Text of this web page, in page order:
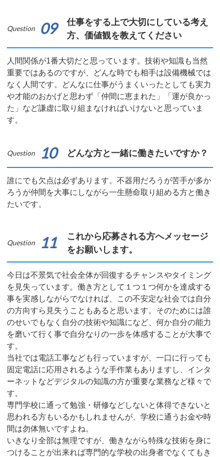
Question 09
仕事をする上で大切にしている考え
方、価値観を教えてください
人間関係が1番大切だと思っています。技術や知識も当然
重要ではあるのですが、どんな時でも相手は設備機械では
なく人間です。どんなに仕事がうまくいったとしても実力
や才能のおかげと思わず「仲間に恵まれた」「運が良かっ
た」など謙虚に取り組まなければいけないと思っていま
す。
Question 10 どんな方と一緒に働きたいですか？
誰にでも欠点は必ずあります。不器用だろうが苦手が多か
ろうが仲間を大事にしながら一生懸命取り組める方と働き
たいです。
Question 11
これから応募される方へメッセージ
をお願いします。
今日は不景気で社会全体が回復するチャンスやタイミング
を見失っています。働き方として１つ１つ何かを達成する
事を実感しながらでなければ、この不安定な社会では自分
の方向すら見失うこともあると思います。そのためには誰
のせいでもなく自分の技術や知識になど、何か自分の能力
を磨いて行く事で自分なりの一歩を体感することが大事で
す。
当社では電話工事なども行っていますが、一口に行っても
固定電話に応用されるような手作業もありますし、インタ
ーネットなどデジタルの知識の方が重要な業務など様々で
す。
専門学校に通って勉強・研修などしないと体得できないと
思われる方もいるかもしれませんが、学校に通うお金や時
間は勿体無いですよね。
いきなり全部は無理ですが、働きながら特殊な技術を身に
つけることが出来れば専門的な学校の出身者でなくてもき